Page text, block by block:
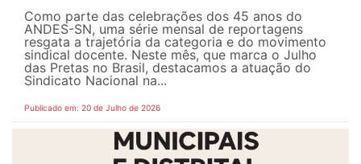
Como parte das celebrações dos 45 anos do
ANDES-SN, uma série mensal de reportagens
resgata a trajetória da categoria e do movimento
sindical docente. Neste mês, que marca o Julho
das Pretas no Brasil, destacamos a atuação do
Sindicato Nacional na...
Publicado em: 20 de Julho de 2026